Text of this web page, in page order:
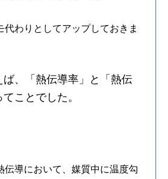
代わりとしてアップしておきま
、「熱伝導率」と「熱伝
ことでした。
伝導において、媒質中に温度勾